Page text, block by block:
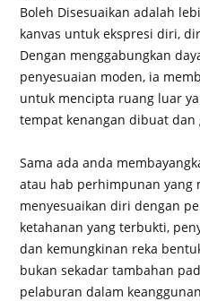
Boleh Disesuaikan adalah
kanvas untuk ekspresi diri,
Dengan menggabungkan
penyesuaian moden, ia
untuk mencipta ruang luar
tempat kenangan dibuat dan
Sama ada anda
atau hab perhimpunan yang
menyesuaikan diri dengan
ketahanan yang terbukti,
dan kemungkinan reka
bukan sekadar tambahan
pelaburan dalam